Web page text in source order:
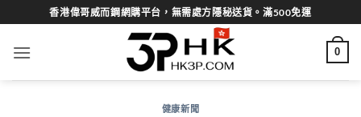
to
content
香港偉哥威而鋼網購平台，無需處方隱秘送貨。滿500免運
0
健康新聞